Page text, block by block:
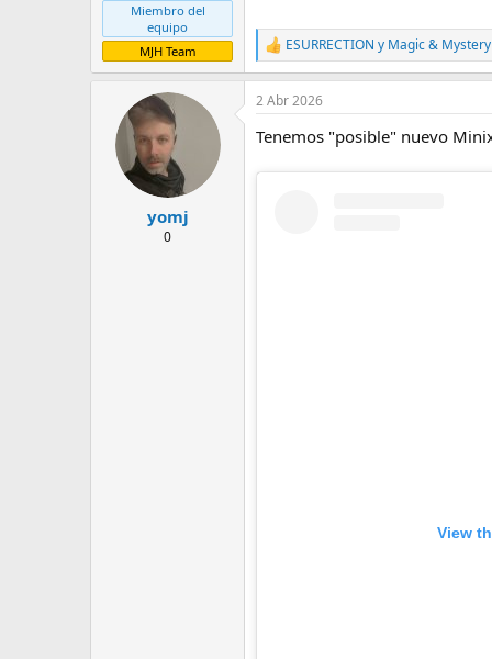
Miembro del
equipo
MJH Team
R
e
a
c
i
n
ESURRECTION y Magic & Mystery
yomj
0
2 Abr 2026
Tenemos "posible" nuevo
View